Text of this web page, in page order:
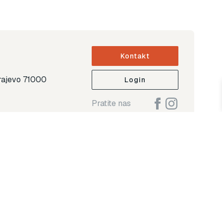
71000
Kontakt
Login
Pratite nas